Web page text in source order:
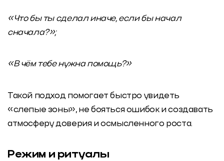
«Что бы ты сделал иначе, если бы начал
сначала?»;
«В чём тебе нужна помощь?»
Такой подход помогает быстро увидеть
«слепые зоны», не бояться ошибок и создавать
атмосферу доверия и осмысленного роста.
Режим и ритуалы